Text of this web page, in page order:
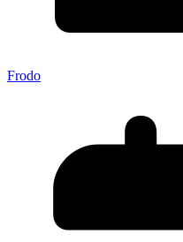
Frodo